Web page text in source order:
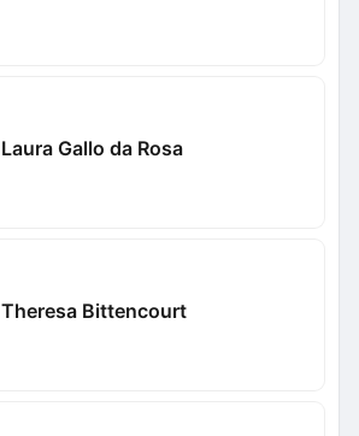
Laura Gallo da Rosa
Theresa Bittencourt